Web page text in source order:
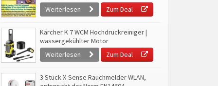
Weiterlesen
Zum Deal
Kärcher K 7 WCM Hochdruckreiniger |
wassergekühlter Motor
Weiterlesen
Zum Deal
3 Stück X-Sense Rauchmelder WLAN,